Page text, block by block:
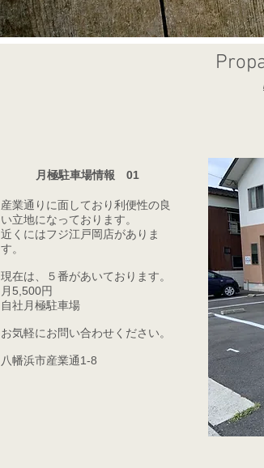
月極駐車場情報 01
産業通りに面しており利便性の良
い立地になっております。
近くにはフジ江戸岡店がありま
す。
現在は、５番があいております。
月5,500円
​自社月極駐車場
お気軽にお問い合わせください。
​八幡浜市産業通1-8